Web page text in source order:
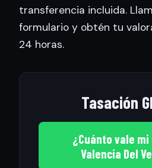
transferencia incluida.
formulario y obtén tu
24 horas.
Tasación
¿Cuánto vale mi
Valencia Del